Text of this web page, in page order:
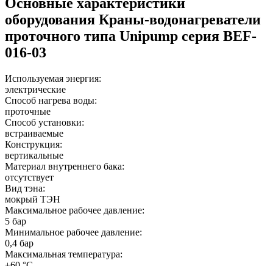
оборудования Краны-водонагреватели
проточного типа Unipump серия BEF-
016-03
Используемая энергия:
электрические
Способ нагрева воды:
проточные
Способ установки:
встраиваемые
Конструкция:
вертикальные
Материал внутреннего бака:
отсутствует
Вид тэна:
мокрый ТЭН
Максимальное рабочее давление:
5 бар
Минимальное рабочее давление:
0,4 бар
Максимальная температура: